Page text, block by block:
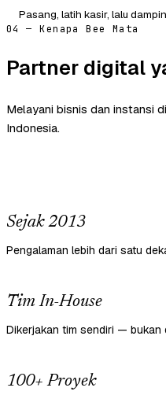
Pasang, latih kasir, lalu
04 — Kenapa Bee Mata
Partner digital
Melayani bisnis dan instansi
Indonesia.
Sejak 2013
Pengalaman lebih dari satu
Tim In-House
Dikerjakan tim sendiri — bukan
100+ Proyek